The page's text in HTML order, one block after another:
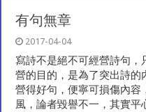
有句無章
2017-04-04
寫詩不是絕不可經營詩句
營的目的，是為了突出詩的
營得好句，便寧可損傷內容
風，論者毀譽不一，其實平